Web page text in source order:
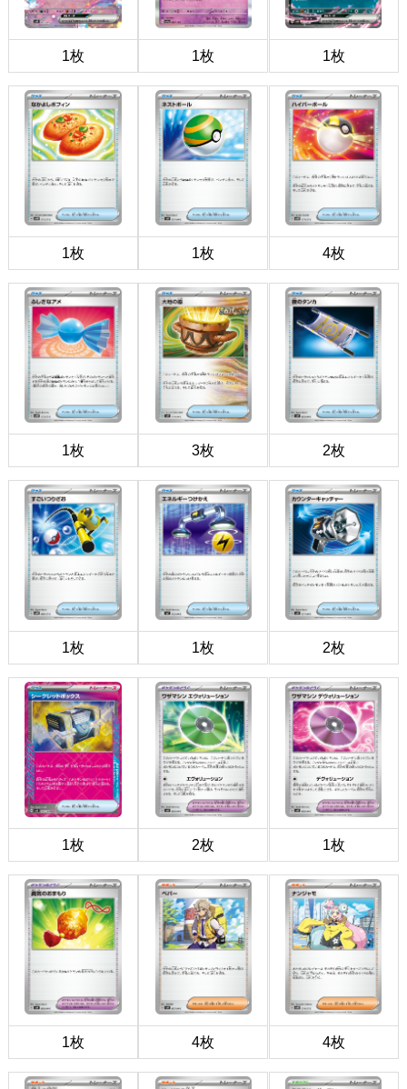
1枚 1枚 1枚
1枚 1枚 4枚
1枚 3枚 2枚
1枚 1枚 2枚
1枚 2枚 1枚
1枚 4枚 4枚